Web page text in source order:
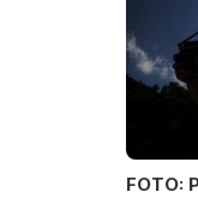
FOTO: